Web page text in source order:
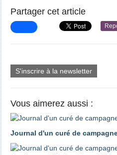
Partager cet article
S'inscrire à la newsletter
Vous aimerez aussi :
Journal d'un curé de